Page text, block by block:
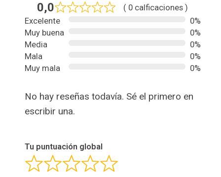
0,0
( 0 calficaciones )
Excelente
0%
Muy buena
0%
Media
0%
Mala
0%
Muy mala
0%
No hay reseñas todavía. Sé el primero en
escribir una.
Tu puntuación global